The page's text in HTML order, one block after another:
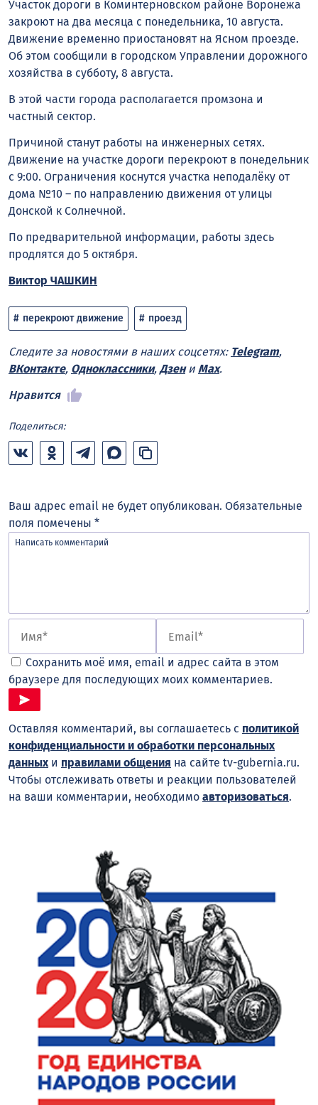
Участок дороги в Коминтерновском районе Воронежа
закроют на два месяца с понедельника, 10 августа.
Движение временно приостановят на Ясном проезде.
Об этом сообщили в городском Управлении дорожного
хозяйства в субботу, 8 августа.
В этой части города располагается промзона и
частный сектор.
Причиной станут работы на инженерных сетях.
Движение на участке дороги перекроют в понедельник
с 9:00. Ограничения коснутся участка неподалёку от
дома №10 – по направлению движения от улицы
Донской к Солнечной.
По предварительной информации, работы здесь
продлятся до 5 октября.
Виктор ЧАШКИН
перекроют движение проезд
Следите за новостями в наших соцсетях: Telegram,
ВКонтакте, Одноклассники, Дзени Max.
Нравится
Поделиться:
Ваш адрес email не будет опубликован. Обязательные
поля помечены *
Сохранить моё имя, email и адрес сайта в этом
браузере для последующих моих комментариев.
Оставляя комментарий, вы соглашаетесь с политикой
конфиденциальности и обработки персональных
данныхи правилами общения на сайте tv-gubernia.ru.
Чтобы отслеживать ответы и реакции пользователей
на ваши комментарии, необходимо авторизоваться.